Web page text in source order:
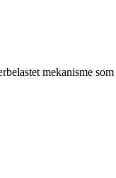
mekanisme som